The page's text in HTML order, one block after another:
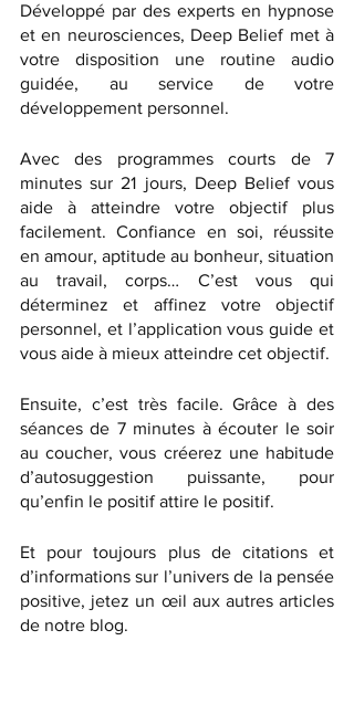
Développé par des experts en hypnose
et en neurosciences, Deep Belief met à
votre disposition une routine audio
guidée, au service de votre
développement personnel.
Avec des programmes courts de 7
minutes sur 21 jours, Deep Belief vous
aide à atteindre votre objectif plus
facilement. Confiance en soi, réussite
en amour, aptitude au bonheur, situation
au travail, corps… C’est vous qui
déterminez et affinez votre objectif
personnel, et l’application vous guide et
vous aide à mieux atteindre cet objectif.
Ensuite, c’est très facile. Grâce à des
séances de 7 minutes à écouter le soir
au coucher, vous créerez une habitude
d’autosuggestion puissante, pour
qu’enfin le positif attire le positif.
Et pour toujours plus de citations et
d’informations sur l’univers de la pensée
positive, jetez un œil aux autres articles
de notre blog.